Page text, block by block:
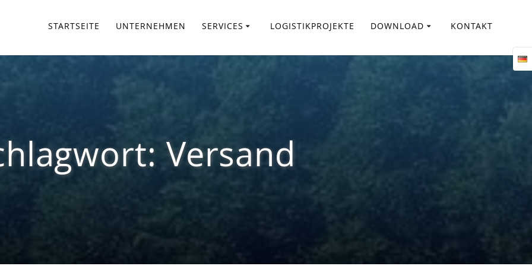
STARTSEITE UNTERNEHMEN SERVICES LOGISTIKPROJEKTE DOWNLOAD KONTAKT
Versand